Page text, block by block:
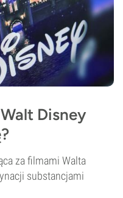
Disney
za filmami Walta
substancjami